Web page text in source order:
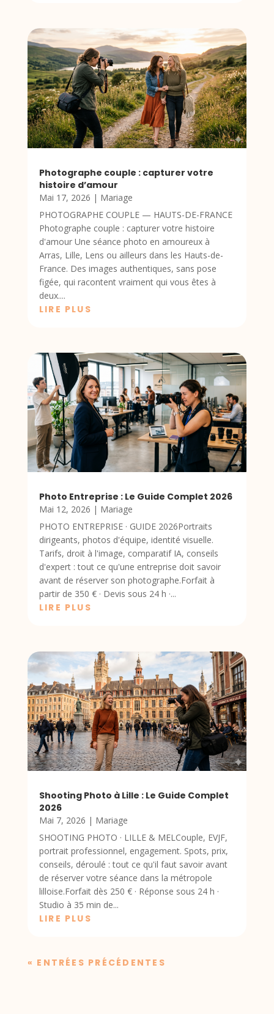
Photographe couple : capturer votre
histoire d’amour
Mai 17, 2026 | Mariage
PHOTOGRAPHE COUPLE — HAUTS-DE-FRANCE
Photographe couple : capturer votre histoire
d'amour Une séance photo en amoureux à
Arras, Lille, Lens ou ailleurs dans les Hauts-de-
France. Des images authentiques, sans pose
figée, qui racontent vraiment qui vous êtes à
deux....
LIRE PLUS
Photo Entreprise : Le Guide Complet 2026
Mai 12, 2026 | Mariage
PHOTO ENTREPRISE · GUIDE 2026Portraits
dirigeants, photos d'équipe, identité visuelle.
Tarifs, droit à l'image, comparatif IA, conseils
d'expert : tout ce qu'une entreprise doit savoir
avant de réserver son photographe.Forfait à
partir de 350 € · Devis sous 24 h ·...
LIRE PLUS
Shooting Photo à Lille : Le Guide Complet
2026
Mai 7, 2026 | Mariage
SHOOTING PHOTO · LILLE & MELCouple, EVJF,
portrait professionnel, engagement. Spots, prix,
conseils, déroulé : tout ce qu'il faut savoir avant
de réserver votre séance dans la métropole
lilloise.Forfait dès 250 € · Réponse sous 24 h ·
Studio à 35 min de...
LIRE PLUS
« ENTRÉES PRÉCÉDENTES